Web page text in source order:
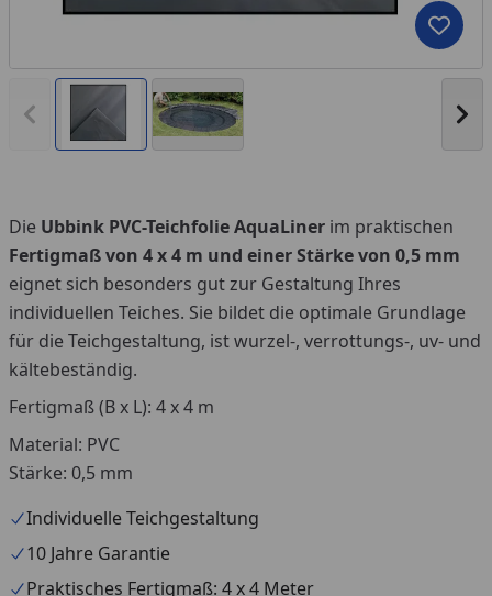
Vorheriges Bild anzeigen
Die Ubbink PVC-Teichfolie AquaLiner im praktischen
Fertigmaß von 4 x 4 m und einer Stärke von 0,5 mm
eignet sich besonders gut zur Gestaltung Ihres
individuellen Teiches. Sie bildet die optimale Grundlage
für die Teichgestaltung, ist wurzel-, verrottungs-, uv- und
kältebeständig.
Fertigmaß (B x L): 4 x 4 m
Material: PVC
Stärke: 0,5 mm
Individuelle Teichgestaltung
10 Jahre Garantie
Praktisches Fertigmaß: 4 x 4 Meter